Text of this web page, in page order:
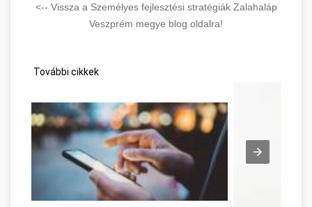
<-- Vissza a Személyes fejlesztési stratégiák Zalahaláp
Veszprém megye blog oldalra!
További cikkek